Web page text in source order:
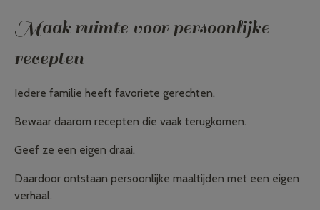
Maak ruimte voor persoonlijke
recepten
Iedere familie heeft favoriete gerechten.
Bewaar daarom recepten die vaak terugkomen.
Geef ze een eigen draai.
Daardoor ontstaan persoonlijke maaltijden met een eigen
verhaal.